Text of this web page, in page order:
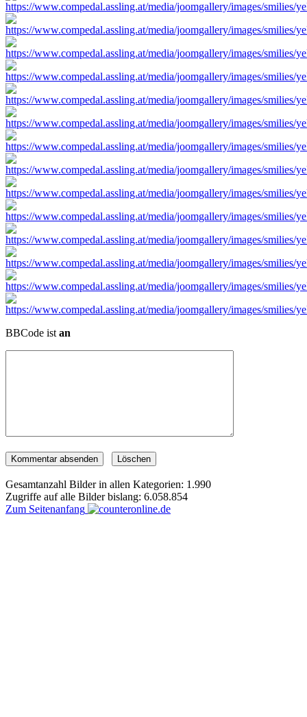
BBCode ist an
Gesamtanzahl Bilder in allen Kategorien: 1.990
Zugriffe auf alle Bilder bislang: 6.058.854
Zum Seitenanfang